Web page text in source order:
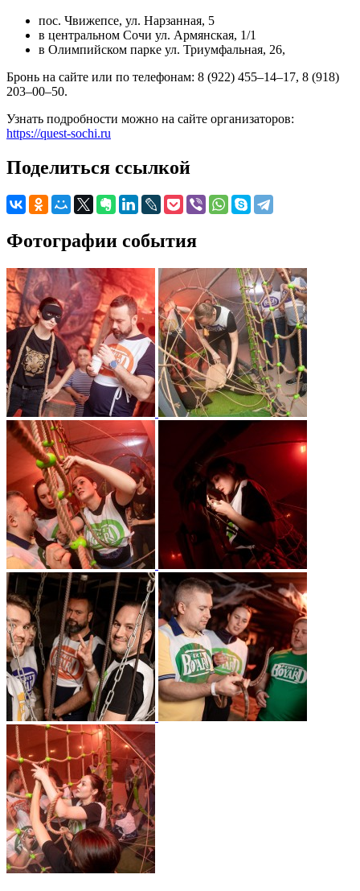
пос. Чвижепсе, ул. Нарзанная, 5
в центральном Сочи ул. Армянская, 1/1
в Олимпийском парке ул. Триумфальная, 26,
Бронь на сайте или по телефонам: 8 (922) 455–14–17, 8 (918)
203–00–50.
Узнать подробности можно на сайте организаторов:
https://quest-sochi.ru
Поделиться ссылкой
Фотографии события